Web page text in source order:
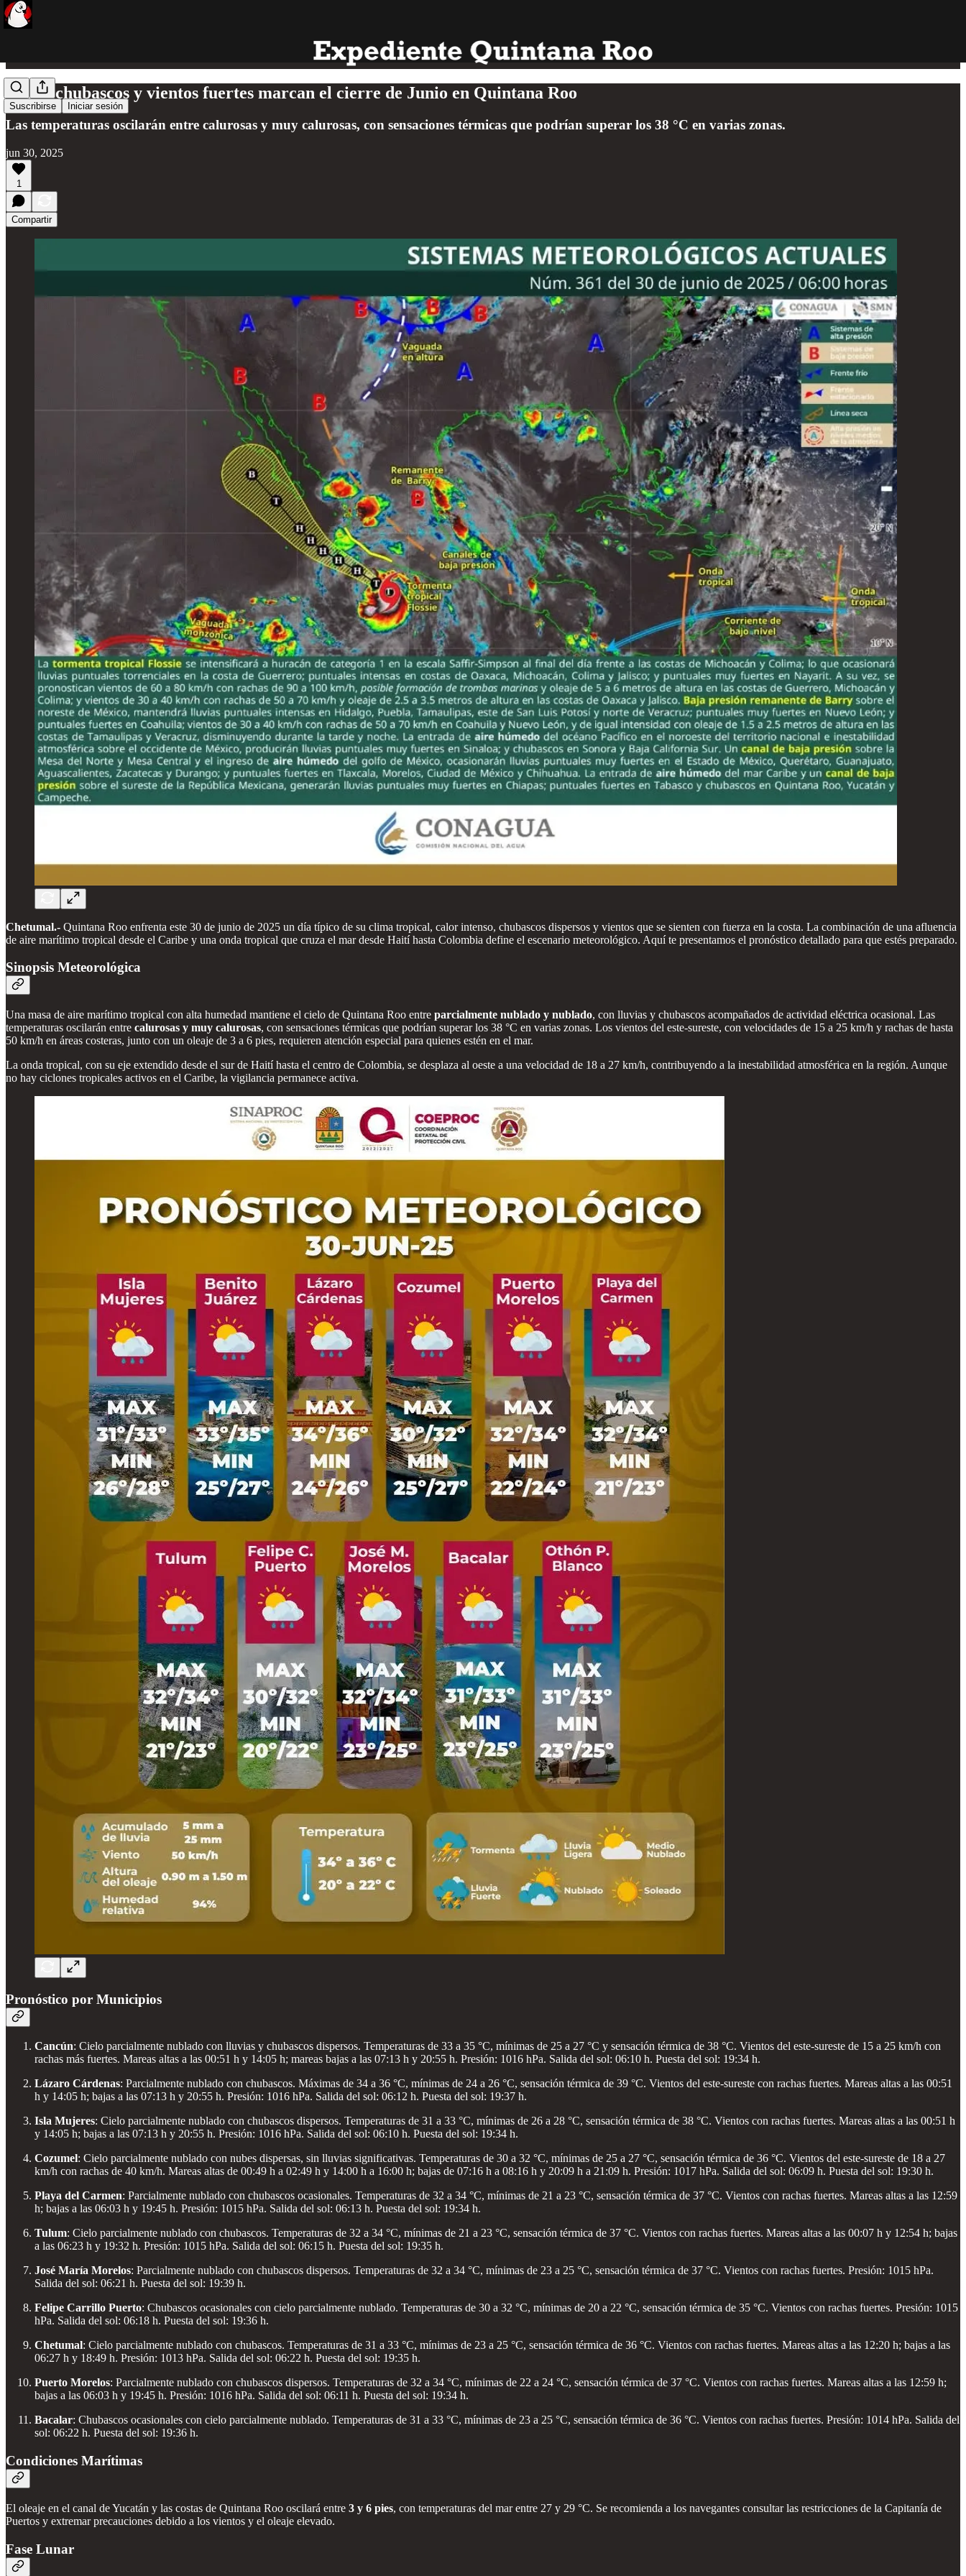
Suscribirse Iniciar sesión
Calor, chubascos y vientos fuertes marcan el cierre de Junio en Quintana Roo
Las temperaturas oscilarán entre calurosas y muy calurosas, con sensaciones térmicas que podrían superar los 38 °C en varias zonas.
jun 30, 2025
1
Compartir
Chetumal.- Quintana Roo enfrenta este 30 de junio de 2025 un día típico de su clima tropical, calor intenso, chubascos dispersos y vientos que se sienten con fuerza en la costa. La combinación de una afluencia
de aire marítimo tropical desde el Caribe y una onda tropical que cruza el mar desde Haití hasta Colombia define el escenario meteorológico. Aquí te presentamos el pronóstico detallado para que estés preparado.
Sinopsis Meteorológica
Una masa de aire marítimo tropical con alta humedad mantiene el cielo de Quintana Roo entre parcialmente nublado y nublado, con lluvias y chubascos acompañados de actividad eléctrica ocasional. Las
temperaturas oscilarán entre calurosas y muy calurosas, con sensaciones térmicas que podrían superar los 38 °C en varias zonas. Los vientos del este-sureste, con velocidades de 15 a 25 km/h y rachas de hasta
50 km/h en áreas costeras, junto con un oleaje de 3 a 6 pies, requieren atención especial para quienes estén en el mar.
La onda tropical, con su eje extendido desde el sur de Haití hasta el centro de Colombia, se desplaza al oeste a una velocidad de 18 a 27 km/h, contribuyendo a la inestabilidad atmosférica en la región. Aunque
no hay ciclones tropicales activos en el Caribe, la vigilancia permanece activa.
Pronóstico por Municipios
Cancún: Cielo parcialmente nublado con lluvias y chubascos dispersos. Temperaturas de 33 a 35 °C, mínimas de 25 a 27 °C y sensación térmica de 38 °C. Vientos del este-sureste de 15 a 25 km/h con
rachas más fuertes. Mareas altas a las 00:51 h y 14:05 h; mareas bajas a las 07:13 h y 20:55 h. Presión: 1016 hPa. Salida del sol: 06:10 h. Puesta del sol: 19:34 h.
Lázaro Cárdenas: Parcialmente nublado con chubascos. Máximas de 34 a 36 °C, mínimas de 24 a 26 °C, sensación térmica de 39 °C. Vientos del este-sureste con rachas fuertes. Mareas altas a las 00:51
h y 14:05 h; bajas a las 07:13 h y 20:55 h. Presión: 1016 hPa. Salida del sol: 06:12 h. Puesta del sol: 19:37 h.
Isla Mujeres: Cielo parcialmente nublado con chubascos dispersos. Temperaturas de 31 a 33 °C, mínimas de 26 a 28 °C, sensación térmica de 38 °C. Vientos con rachas fuertes. Mareas altas a las 00:51 h
y 14:05 h; bajas a las 07:13 h y 20:55 h. Presión: 1016 hPa. Salida del sol: 06:10 h. Puesta del sol: 19:34 h.
Cozumel: Cielo parcialmente nublado con nubes dispersas, sin lluvias significativas. Temperaturas de 30 a 32 °C, mínimas de 25 a 27 °C, sensación térmica de 36 °C. Vientos del este-sureste de 18 a 27
km/h con rachas de 40 km/h. Mareas altas de 00:49 h a 02:49 h y 14:00 h a 16:00 h; bajas de 07:16 h a 08:16 h y 20:09 h a 21:09 h. Presión: 1017 hPa. Salida del sol: 06:09 h. Puesta del sol: 19:30 h.
Playa del Carmen: Parcialmente nublado con chubascos ocasionales. Temperaturas de 32 a 34 °C, mínimas de 21 a 23 °C, sensación térmica de 37 °C. Vientos con rachas fuertes. Mareas altas a las 12:59
h; bajas a las 06:03 h y 19:45 h. Presión: 1015 hPa. Salida del sol: 06:13 h. Puesta del sol: 19:34 h.
Tulum: Cielo parcialmente nublado con chubascos. Temperaturas de 32 a 34 °C, mínimas de 21 a 23 °C, sensación térmica de 37 °C. Vientos con rachas fuertes. Mareas altas a las 00:07 h y 12:54 h; bajas
a las 06:23 h y 19:32 h. Presión: 1015 hPa. Salida del sol: 06:15 h. Puesta del sol: 19:35 h.
José María Morelos: Parcialmente nublado con chubascos dispersos. Temperaturas de 32 a 34 °C, mínimas de 23 a 25 °C, sensación térmica de 37 °C. Vientos con rachas fuertes. Presión: 1015 hPa.
Salida del sol: 06:21 h. Puesta del sol: 19:39 h.
Felipe Carrillo Puerto: Chubascos ocasionales con cielo parcialmente nublado. Temperaturas de 30 a 32 °C, mínimas de 20 a 22 °C, sensación térmica de 35 °C. Vientos con rachas fuertes. Presión: 1015
hPa. Salida del sol: 06:18 h. Puesta del sol: 19:36 h.
Chetumal: Cielo parcialmente nublado con chubascos. Temperaturas de 31 a 33 °C, mínimas de 23 a 25 °C, sensación térmica de 36 °C. Vientos con rachas fuertes. Mareas altas a las 12:20 h; bajas a las
06:27 h y 18:49 h. Presión: 1013 hPa. Salida del sol: 06:22 h. Puesta del sol: 19:35 h.
Puerto Morelos: Parcialmente nublado con chubascos dispersos. Temperaturas de 32 a 34 °C, mínimas de 22 a 24 °C, sensación térmica de 37 °C. Vientos con rachas fuertes. Mareas altas a las 12:59 h;
bajas a las 06:03 h y 19:45 h. Presión: 1016 hPa. Salida del sol: 06:11 h. Puesta del sol: 19:34 h.
Bacalar: Chubascos ocasionales con cielo parcialmente nublado. Temperaturas de 31 a 33 °C, mínimas de 23 a 25 °C, sensación térmica de 36 °C. Vientos con rachas fuertes. Presión: 1014 hPa. Salida del
sol: 06:22 h. Puesta del sol: 19:36 h.
Condiciones Marítimas
El oleaje en el canal de Yucatán y las costas de Quintana Roo oscilará entre 3 y 6 pies, con temperaturas del mar entre 27 y 29 °C. Se recomienda a los navegantes consultar las restricciones de la Capitanía de
Puertos y extremar precauciones debido a los vientos y el oleaje elevado.
Fase Lunar